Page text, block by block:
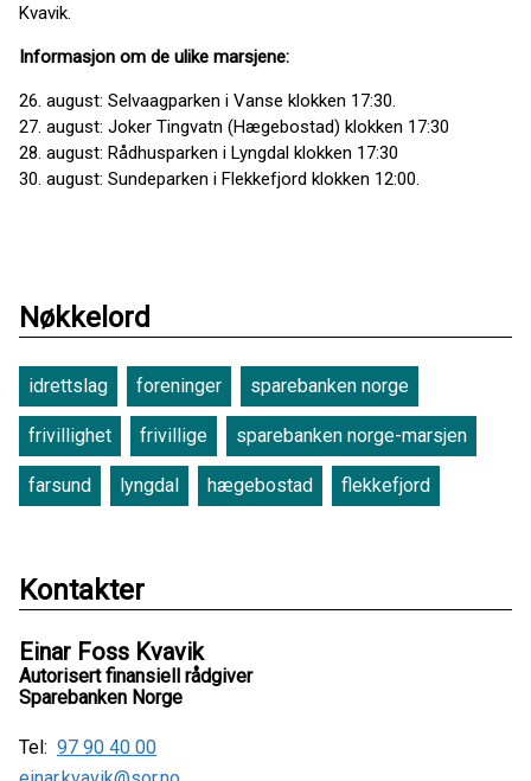
Kvavik.
Informasjon om de ulike marsjene:
26. august: Selvaagparken i Vanse klokken 17:30.
27. august: Joker Tingvatn (Hægebostad) klokken 17:30
28. august: Rådhusparken i Lyngdal klokken 17:30
30. august: Sundeparken i Flekkefjord klokken 12:00.
Nøkkelord
idrettslag foreninger sparebanken norge
frivillighet frivillige sparebanken norge-marsjen
farsund lyngdal hægebostad flekkefjord
Kontakter
Einar Foss Kvavik
Autorisert finansiell rådgiver
Sparebanken Norge
Tel: 97 90 40 00